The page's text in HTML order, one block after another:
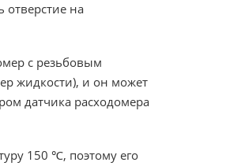
на
с резьбовым
жидкости), и он может
датчика расходомера
150 ℃, поэтому его